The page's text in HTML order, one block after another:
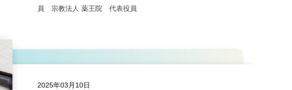
員 宗教法人 薬王院 代表役員
2025年03月10日